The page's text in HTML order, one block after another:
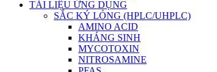
TÀI LIỆU ỨNG DỤNG
SẮC KÝ LỎNG (HPLC/UHPLC)
AMINO ACID
KHÁNG SINH
MYCOTOXIN
NITROSAMINE